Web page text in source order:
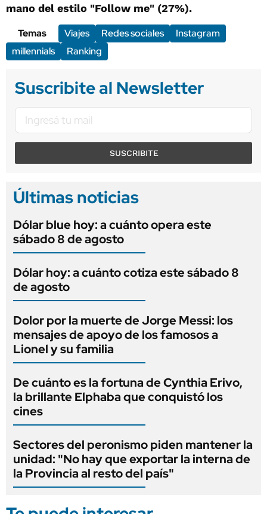
mano del estilo "Follow me" (27%).
Temas
Viajes Redes sociales
Instagram
millennials
Ranking
Suscribite al Newsletter
SUSCRIBITE
Últimas noticias
Dólar blue hoy: a cuánto opera este
sábado 8 de agosto
Dólar hoy: a cuánto cotiza este sábado 8
de agosto
Dolor por la muerte de Jorge Messi: los
mensajes de apoyo de los famosos a
Lionel y su familia
De cuánto es la fortuna de Cynthia Erivo,
la brillante Elphaba que conquistó los
cines
Sectores del peronismo piden mantener la
unidad: "No hay que exportar la interna de
la Provincia al resto del país"